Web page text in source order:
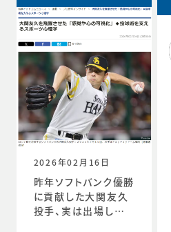
動車硬式野球部HPよ
り） https://redcr
uisers.toyotatim
es-sports.toyot
a/news/team_ne
ws-1505
術を支えるスポー
ツ心理学【時事ド
ットコムニュー
ス】
2026年02月16日
昨年ソフトバンク優勝
に貢献した大関友久
投手、実は出場した